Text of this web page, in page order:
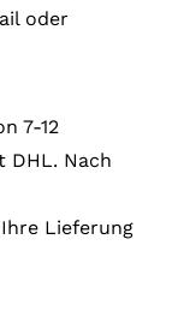
oder
7-12
DHL. Nach
Lieferung